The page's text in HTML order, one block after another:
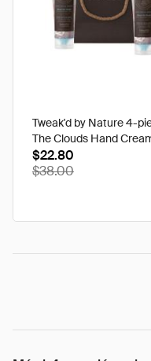
Tweak'd by Nature 4-
The Clouds Hand
$22.80
$38.00